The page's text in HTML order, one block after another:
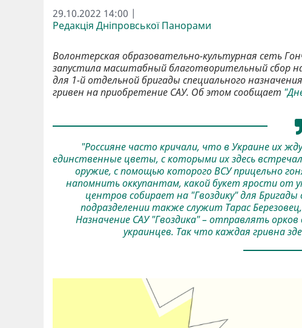
29.10.2022 14:00 |
Редакція Дніпровської Панорами
Волонтерская образовательно-культурная сеть
запустила масштабный благотворительный сбор
для 1-й отдельной бригады специального
гривен на приобретение САУ. Об этом сообщает
"Россияне часто кричали, что в Украине их
единственные цветы, с которыми их здесь
оружие, с помощью которого ВСУ прицельно
напомнить оккупантам, какой букет ярости от
центров собирает на "Гвоздику" для
подразделении также служит Тарас
Назначение САУ "Гвоздика" – отправлять
украинцев. Так что каждая гривна